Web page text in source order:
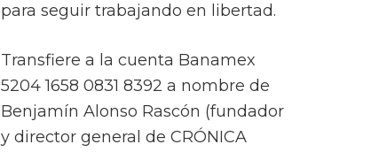
para seguir trabajando en libertad.
Transfiere a la cuenta Banamex
5204 1658 0831 8392 a nombre de
Benjamín Alonso Rascón (fundador
y director general de CRÓNICA